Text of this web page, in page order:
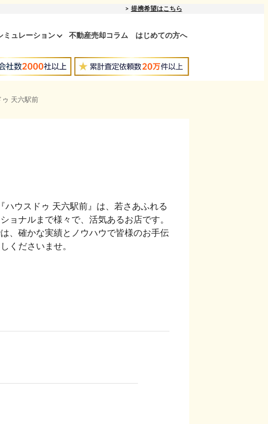
提携希望はこちら
ミュレーション 不動産売却コラム はじめての方へ
ゥ 天六駅前
ウスドゥ 天六駅前』は、若さあふれる
ョナルまで様々で、活気あるお店です。
、確かな実績とノウハウで皆様のお手伝
くださいませ。